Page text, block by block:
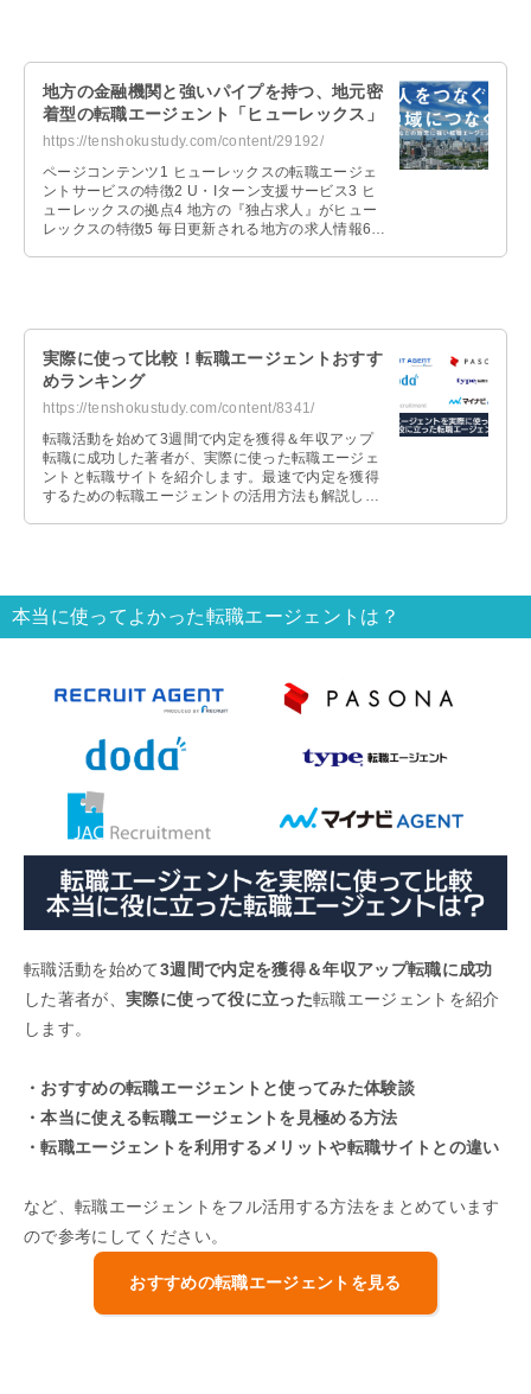
地方の金融機関と強いパイプを持つ、地元密
着型の転職エージェント「ヒューレックス」
https://tenshokustudy.com/content/29192/
ページコンテンツ1 ヒューレックスの転職エージェ
ントサービスの特徴2 U・Iターン支援サービス3 ヒ
ューレックスの拠点4 地方の『独占求人』がヒュー
レックスの特徴5 毎日更新される地方の求人情報6
実際に使って比較！転職エージェントおすす
めランキング
https://tenshokustudy.com/content/8341/
転職活動を始めて3週間で内定を獲得＆年収アップ
転職に成功した著者が、実際に使った転職エージェ
ントと転職サイトを紹介します。最速で内定を獲得
するための転職エージェントの活用方法も解説しま
本当に使ってよかった転職エージェントは？
転職活動を始めて3週間で内定を獲得＆年収アップ転職に成功
した著者が、実際に使って役に立った転職エージェントを紹介
します。
・おすすめの転職エージェントと使ってみた体験談
・本当に使える転職エージェントを見極める方法
・転職エージェントを利用するメリットや転職サイトとの違い
など、転職エージェントをフル活用する方法をまとめています
ので参考にしてください。
おすすめの転職エージェントを見る